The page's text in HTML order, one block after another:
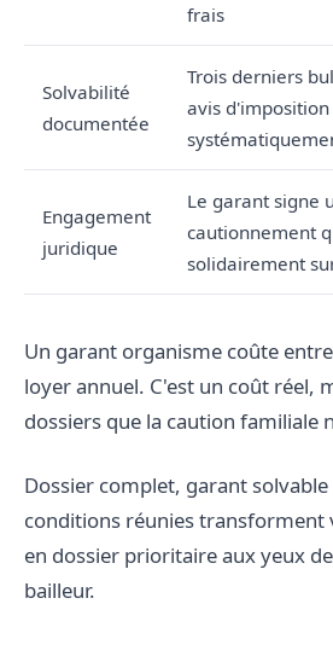
frais
Solvabilité
documentée
Trois derniers
avis
Engagement
juridique
Le garant signe
cautionnement
solidairement
Un garant organisme coûte
loyer annuel. C'est un coût réel,
dossiers que la caution familiale
Dossier complet, garant solvable
conditions réunies transforment
en dossier prioritaire aux yeux
bailleur.